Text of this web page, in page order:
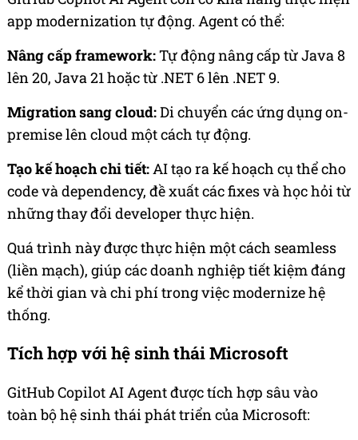
app modernization tự động. Agent có thể:
Nâng cấp framework:Tự động nâng cấp từ Java 8
lên 20, Java 21 hoặc từ .NET 6 lên .NET 9.
Migration sang cloud:Di chuyển các ứng dụng on-
premise lên cloud một cách tự động.
Tạo kế hoạch chi tiết:AI tạo ra kế hoạch cụ thể cho
code và dependency, đề xuất các fixes và học hỏi từ
những thay đổi developer thực hiện.
Quá trình này được thực hiện một cách seamless
(liền mạch), giúp các doanh nghiệp tiết kiệm đáng
kể thời gian và chi phí trong việc modernize hệ
thống.
Tích hợp với hệ sinh thái Microsoft
GitHub Copilot AI Agent được tích hợp sâu vào
toàn bộ hệ sinh thái phát triển của Microsoft: